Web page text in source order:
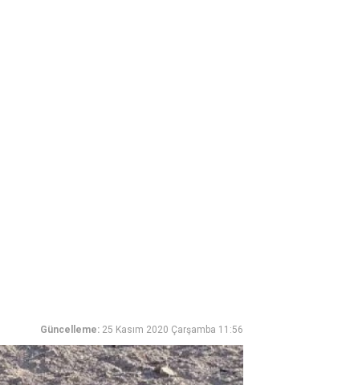
Güncelleme: 25 Kasım 2020 Çarşamba 11:56